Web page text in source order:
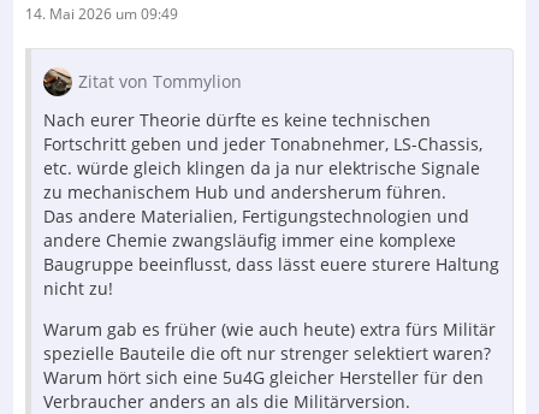
14. Mai 2026 um 09:49
Zitat von Tommylion
Nach eurer Theorie dürfte es keine technischen
Fortschritt geben und jeder Tonabnehmer, LS-Chassis,
etc. würde gleich klingen da ja nur elektrische Signale
zu mechanischem Hub und andersherum führen.
Das andere Materialien, Fertigungstechnologien und
andere Chemie zwangsläufig immer eine komplexe
Baugruppe beeinflusst, dass lässt euere sturere Haltung
nicht zu!
Warum gab es früher (wie auch heute) extra fürs Militär
spezielle Bauteile die oft nur strenger selektiert waren?
Warum hört sich eine 5u4G gleicher Hersteller für den
Verbraucher anders an als die Militärversion.